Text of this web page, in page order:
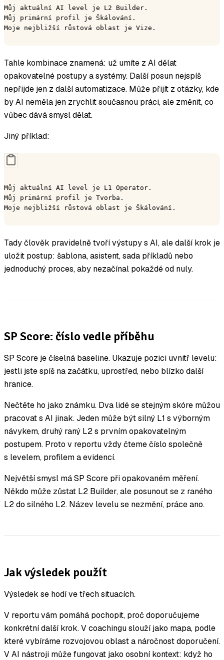
Můj aktuální AI level je L2 Builder.
Můj primární profil je Škálování.
Moje nejbližší růstová oblast je Vize.
Tahle kombinace znamená: už umíte z AI dělat
opakovatelné postupy a systémy. Další posun nejspíš
nepřijde jen z další automatizace. Může přijít z otázky, kde
by AI neměla jen zrychlit současnou práci, ale změnit, co
vůbec dává smysl dělat.
Jiný příklad:
Můj aktuální AI level je L1 Operator.
Můj primární profil je Tvorba.
Moje nejbližší růstová oblast je Škálování.
Tady člověk pravidelně tvoří výstupy s AI, ale další krok je
uložit postup: šablona, asistent, sada příkladů nebo
jednoduchý proces, aby nezačínal pokaždé od nuly.
SP Score: číslo vedle příběhu
SP Score je číselná baseline. Ukazuje pozici uvnitř levelu:
jestli jste spíš na začátku, uprostřed, nebo blízko další
hranice.
Nečtěte ho jako známku. Dva lidé se stejným skóre můžou
pracovat s AI jinak. Jeden může být silný L1 s výborným
návykem, druhý raný L2 s prvním opakovatelným
postupem. Proto v reportu vždy čteme číslo společně
s levelem, profilem a evidencí.
Největší smysl má SP Score při opakovaném měření.
Někdo může zůstat L2 Builder, ale posunout se z raného
L2 do silného L2. Název levelu se nezmění, práce ano.
Jak výsledek použít
Výsledek se hodí ve třech situacích.
V reportu vám pomáhá pochopit, proč doporučujeme
konkrétní další krok. V coachingu slouží jako mapa, podle
které vybíráme rozvojovou oblast a náročnost doporučení.
V AI nástroji může fungovat jako osobní kontext: když ho